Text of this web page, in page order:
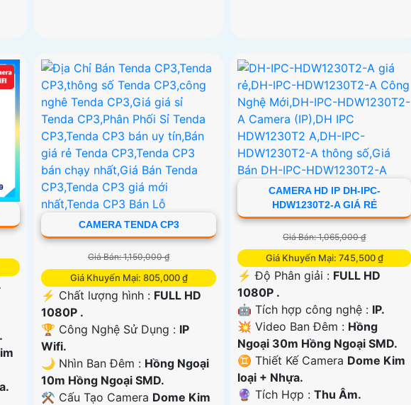
CAMERA TENDA CP3
Giá Bán: 1,150,000 ₫
Giá Khuyến Mại: 805,000 ₫
️⚡ Chất lượng hình : FULL HD
1080P .
🏆 Công Nghệ Sử Dụng : IP
Wifi.
🌙 Nhìn Ban Đêm : Hồng Ngoại
10m Hồng Ngoại SMD.
⚒ Cấu Tạo Camera Dome Kim
CAMERA HD IP DH-IPC-
HDW1230T2-A GIÁ RẺ
Giá Bán: 1,065,000 ₫
Giá Khuyến Mại: 745,500 ₫
️⚡ Độ Phân giải : FULL HD
1080P .
🤖️ Tích hợp công nghệ : IP.
💥 Video Ban Đêm : Hồng
Ngoại 30m Hồng Ngoại SMD.
♊ Thiết Kế Camera Dome Kim
loại + Nhựa.
️🔮 Tích Hợp : Thu Âm.